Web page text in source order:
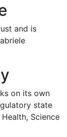
and is
on its own
state
Science